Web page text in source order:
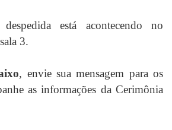
está acontecendo no
3.
, envie sua mensagem para os
as informações da Cerimônia